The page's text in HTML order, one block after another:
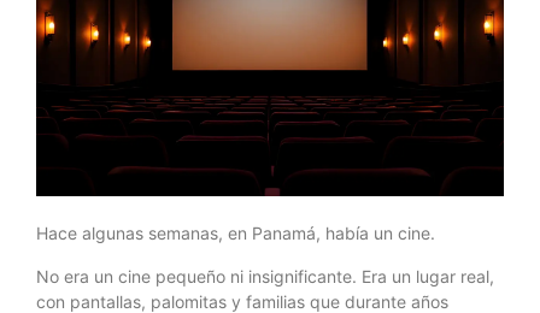
Hace algunas semanas, en Panamá, había un cine.
No era un cine pequeño ni insignificante. Era un lugar real,
con pantallas, palomitas y familias que durante años